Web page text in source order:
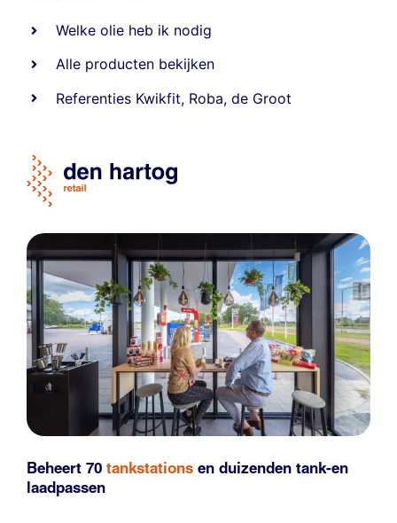
Welke olie heb ik nodig
Alle producten bekijken
Referenties Kwikfit, Roba,de Groot
Beheert 70 tankstations en duizenden tank-en
laadpassen